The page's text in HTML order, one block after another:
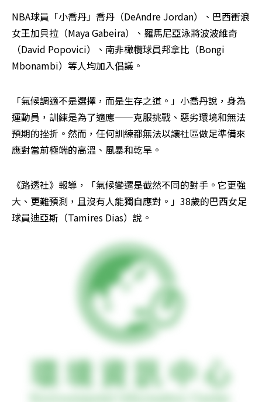
NBA球員「小喬丹」喬丹（DeAndre Jordan）、巴西衝浪
女王加貝拉（Maya Gabeira）、羅馬尼亞泳將波波維奇
（David Popovici）、南非橄欖球員邦拿比（Bongi
Mbonambi）等人均加入倡議。
「氣候調適不是選擇，而是生存之道。」小喬丹說，身為
運動員，訓練是為了適應——克服挑戰、惡劣環境和無法
預期的挫折。然而，任何訓練都無法以讓社區做足準備來
應對當前極端的高溫、風暴和乾旱。
《路透社》報導，「氣候變遷是截然不同的對手。它更強
大、更難預測，且沒有人能獨自應對。」38歲的巴西女足
球員迪亞斯（Tamires Dias）說。